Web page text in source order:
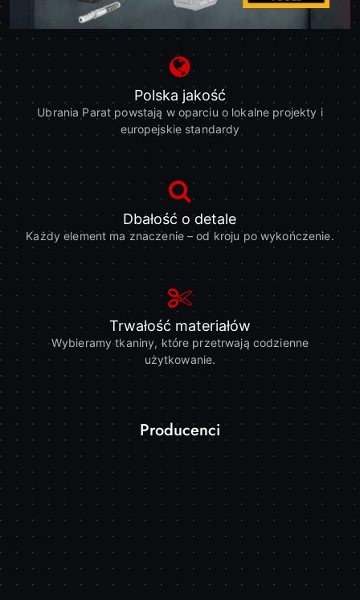
Polska jakość
Ubrania Parat powstają w oparciu o lokalne projekty i
europejskie standardy
Dbałość o detale
Każdy element ma znaczenie – od kroju po wykończenie.
Trwałość materiałów
Wybieramy tkaniny, które przetrwają codzienne
użytkowanie.
Pomiń karuzelę producentów
Producenci